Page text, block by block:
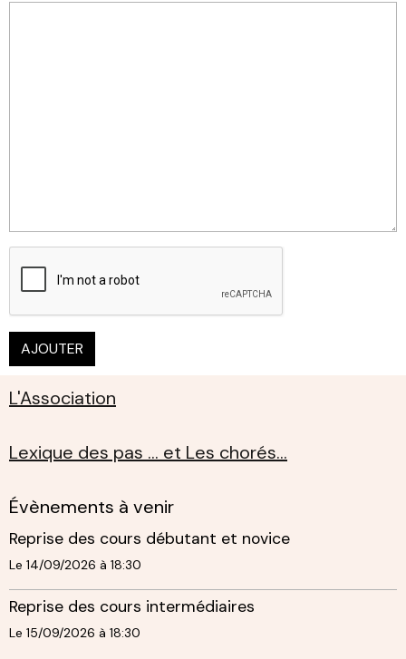
AJOUTER
L'Association
Lexique des pas ... et Les chorés...
Évènements à venir
Reprise des cours débutant et novice
Le 14/09/2026 à 18:30
Reprise des cours intermédiaires
Le 15/09/2026 à 18:30